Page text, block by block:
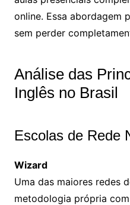
online. Essa abordagem
sem perder
Análise das
Inglês no Brasil
Escolas de Rede
Wizard
Uma das maiores redes
metodologia própria